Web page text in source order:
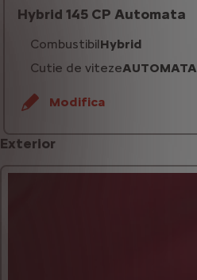
Hybrid 145 CP Automata
CombustibilHybrid
Cutie de vitezeAUTOMATA
Modifica
Exterior